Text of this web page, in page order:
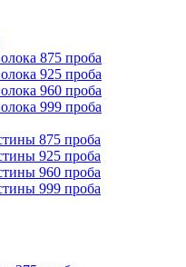
875 проба
925 проба
960 проба
999 проба
875 проба
925 проба
960 проба
999 проба